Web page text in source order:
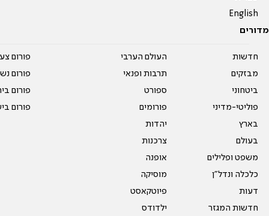
English
מדורים
חדשות
מבזקים
ביטחוני
פוליטי-מדיני
בארץ
בעולם
משפט ופלילים
כלכלה ונדל"ן
דעות
חדשות המגזר
העולם הערבי
תרבות ופנאי
ספורט
פורומים
יהדות
צרכנות
אופנה
מוסיקה
פיוטקאסט
ילדודס
פורום
פורום
פורום
פורום